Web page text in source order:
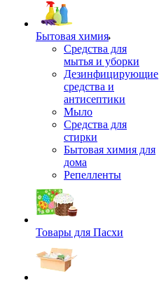
Бытовая химия
Средства для
мытья и уборки
Дезинфицирующие
средства и
антисептики
Мыло
Средства для
стирки
Бытовая химия для
дома
Репелленты
Товары для Пасхи